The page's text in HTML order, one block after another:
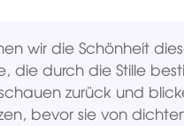
wir die Schönheit
die durch die Stille
zurück und
bevor sie von